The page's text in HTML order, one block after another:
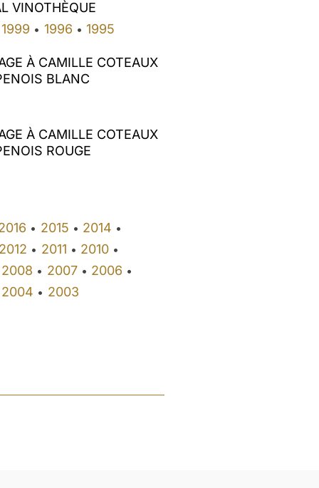
VINOTHÈQUE
1999 • 1996 • 1995
À CAMILLE COTEAUX
BLANC
À CAMILLE COTEAUX
ROUGE
• 2015 • 2014 •
2012 • 2011 • 2010 •
2008 • 2007• 2006 •
2004 • 2003